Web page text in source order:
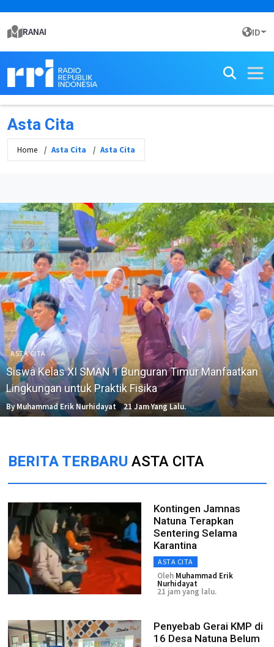
RANAI ID
Asta Cita
Home Asta Cita Asta Cita
ASTA CITA
Siswa Kelas XI SMAN 1 Bunguran Timur Manfaatkan
Lingkungan untuk Praktik Fisika
By Muhammad Erik Nurhidayat 21 Jam Yang Lalu.
BERITA TERBARU ASTA CITA
Kontingen Jamnas
Natuna Terapkan
Sentering Selama
Karantina
ASTA CITA
Oleh Muhammad Erik
Nurhidayat
21 jam yang lalu.
Penyebab Gerai KMP di
16 Desa Natuna Belum